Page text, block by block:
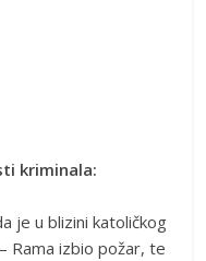
kriminala:
je u blizini katoličkog
Rama izbio požar, te